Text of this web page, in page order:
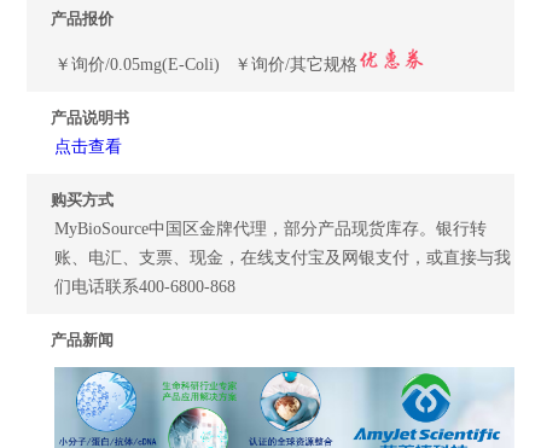
产品报价
￥询价/0.05mg(E-Coli) ￥询价/其它规格
产品说明书
点击查看
购买方式
MyBioSource中国区金牌代理，部分产品现货库存。银行转
账、电汇、支票、现金，在线支付宝及网银支付，或直接与我
们电话联系400-6800-868
产品新闻